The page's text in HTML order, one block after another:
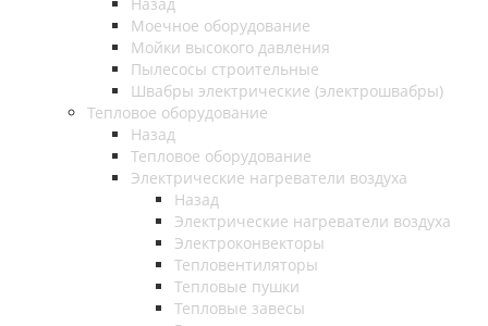
Моечное оборудование
Мойки высокого давления
Пылесосы строительные
Швабры электрические (электрошвабры)
Тепловое оборудование
Назад
Тепловое оборудование
Электрические нагреватели воздуха
Назад
Электрические нагреватели воздуха
Электроконвекторы
Тепловентиляторы
Тепловые пушки
Тепловые завесы